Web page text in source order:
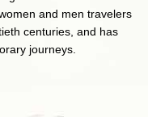
and men travelers
centuries, and has
journeys.